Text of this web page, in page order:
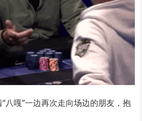
八嘎”一边再次走向场边的朋友，抱